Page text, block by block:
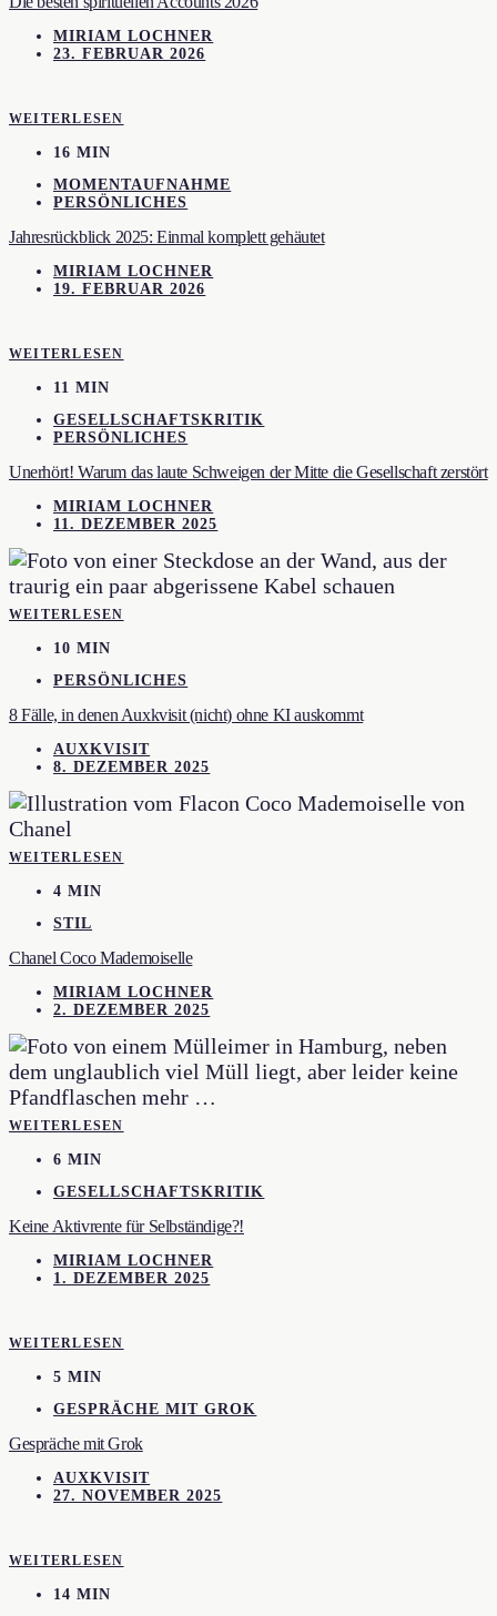
MIRIAM LOCHNER
23. FEBRUAR 2026
WEITERLESEN
16 MIN
MOMENTAUFNAHME
PERSÖNLICHES
Jahresrückblick 2025: Einmal komplett gehäutet
MIRIAM LOCHNER
19. FEBRUAR 2026
WEITERLESEN
11 MIN
GESELLSCHAFTSKRITIK
PERSÖNLICHES
Unerhört! Warum das laute Schweigen der Mitte die Gesellschaft zerstört
MIRIAM LOCHNER
11. DEZEMBER 2025
WEITERLESEN
10 MIN
PERSÖNLICHES
8 Fälle, in denen Auxkvisit (nicht) ohne KI auskommt
AUXKVISIT
8. DEZEMBER 2025
WEITERLESEN
4 MIN
STIL
Chanel Coco Mademoiselle
MIRIAM LOCHNER
2. DEZEMBER 2025
WEITERLESEN
6 MIN
GESELLSCHAFTSKRITIK
Keine Aktivrente für Selbständige?!
MIRIAM LOCHNER
1. DEZEMBER 2025
WEITERLESEN
5 MIN
GESPRÄCHE MIT GROK
Gespräche mit Grok
AUXKVISIT
27. NOVEMBER 2025
WEITERLESEN
14 MIN